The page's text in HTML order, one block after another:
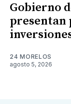
Gobierno
presentan
24 MORELOS
agosto 5, 2026